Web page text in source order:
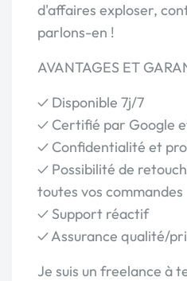
d'affaires exploser,
parlons-en !
AVANTAGES ET
✓ Disponible 7j/7
✓ Certifié par Google
✓ Confidentialité et
✓ Possibilité de
toutes vos commandes
✓ Support réactif
✓ Assurance qualité/
Je suis un freelance à